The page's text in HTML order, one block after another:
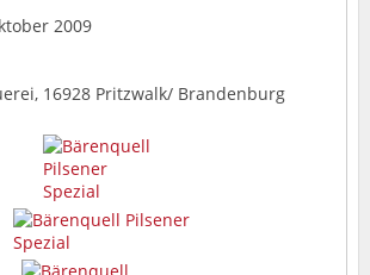
2009
16928 Pritzwalk/ Brandenburg